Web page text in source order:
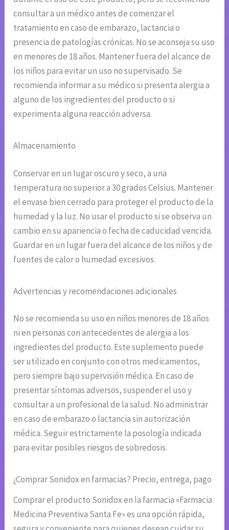
consultar a un médico antes de comenzar el
tratamiento en caso de embarazo, lactancia o
presencia de patologías crónicas. No se aconseja su uso
en menores de 18 años. Mantener fuera del alcance de
los niños para evitar un uso no supervisado. Se
recomienda informar a su médico si presenta alergia a
alguno de los ingredientes del producto o si
experimenta alguna reacción adversa.
Almacenamiento
Conservar en un lugar oscuro y seco, a una
temperatura no superior a 30 grados Celsius. Mantener
el envase bien cerrado para proteger el producto de la
humedad y la luz. No usar el producto si se observa un
cambio en su apariencia o fecha de caducidad vencida.
Guardar en un lugar fuera del alcance de los niños y de
fuentes de calor o humedad excesivos.
Advertencias y recomendaciones adicionales
No se recomienda su uso en niños menores de 18 años
ni en personas con antecedentes de alergia a los
ingredientes del producto. Este suplemento puede
ser utilizado en conjunto con otros medicamentos,
pero siempre bajo supervisión médica. En caso de
presentar síntomas adversos, suspender el uso y
consultar a un profesional de la salud. No administrar
en caso de embarazo o lactancia sin autorización
médica. Seguir estrictamente la posología indicada
para evitar posibles riesgos de sobredosis.
¿Comprar Sonidox en farmacias? Precio, entrega, pago
Comprar el producto Sonidox en la farmacia «Farmacia
Medicina Preventiva Santa Fe» es una opción rápida,